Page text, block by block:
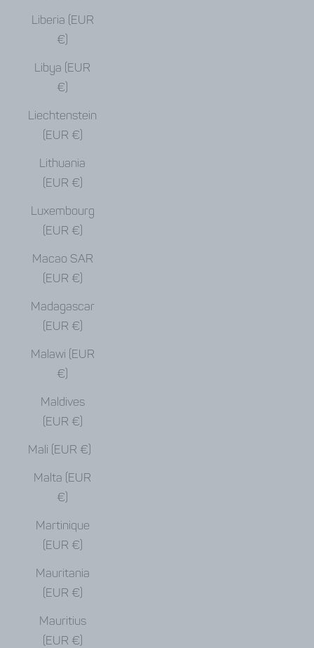
Liberia (EUR
€)
Libya (EUR
€)
Liechtenstein
(EUR €)
Lithuania
(EUR €)
Luxembourg
(EUR €)
Macao SAR
(EUR €)
Madagascar
(EUR €)
Malawi (EUR
€)
Maldives
(EUR €)
Mali (EUR €)
Malta (EUR
€)
Martinique
(EUR €)
Mauritania
(EUR €)
Mauritius
(EUR €)